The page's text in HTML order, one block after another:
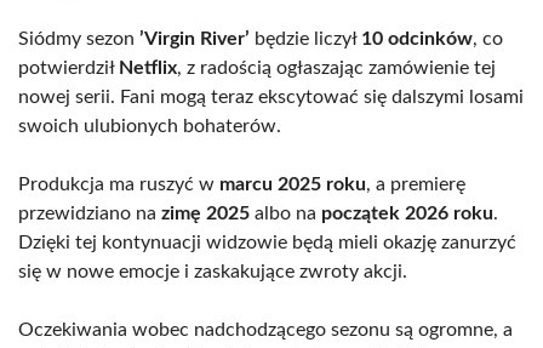
Siódmy sezon ’Virgin River’ będzie liczył 10 odcinków, co
potwierdził Netflix, z radością ogłaszając zamówienie tej
nowej serii. Fani mogą teraz ekscytować się dalszymi losami
swoich ulubionych bohaterów.
Produkcja ma ruszyć w marcu 2025 roku, a premierę
przewidziano na zimę 2025 albo na początek 2026 roku.
Dzięki tej kontynuacji widzowie będą mieli okazję zanurzyć
się w nowe emocje i zaskakujące zwroty akcji.
Oczekiwania wobec nadchodzącego sezonu są ogromne, a